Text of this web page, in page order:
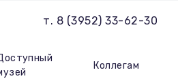
т. 8 (3952) 33-62-30
Коллегам